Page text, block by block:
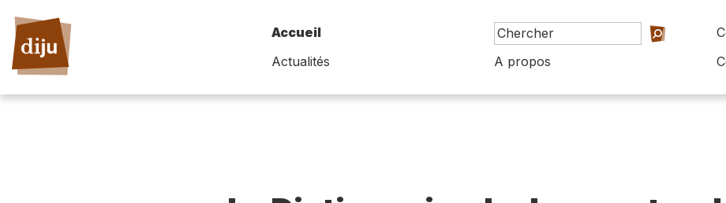
Accueil
Actualités
A propos